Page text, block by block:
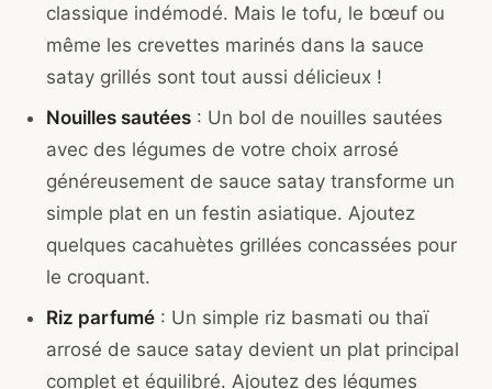
classique indémodé. Mais le tofu, le bœuf ou
même les crevettes marinés dans la sauce
satay grillés sont tout aussi délicieux !
Nouilles sautées : Un bol de nouilles sautées
avec des légumes de votre choix arrosé
généreusement de sauce satay transforme un
simple plat en un festin asiatique. Ajoutez
quelques cacahuètes grillées concassées pour
le croquant.
Riz parfumé : Un simple riz basmati ou thaï
arrosé de sauce satay devient un plat principal
complet et équilibré. Ajoutez des légumes